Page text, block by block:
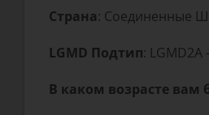
Страна: Соединенные
LGMD Подтип:
В каком возрасте вам